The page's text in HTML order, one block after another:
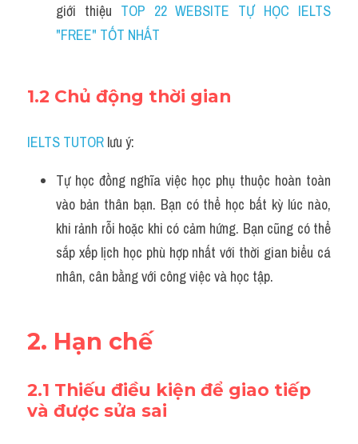
giới thiệu TOP 22 WEBSITE TỰ HỌC IELTS
"FREE" TỐT NHẤT
1.2 Chủ động thời gian
IELTS TUTOR lưu ý:
Tự học đồng nghĩa việc học phụ thuộc hoàn toàn
vào bản thân bạn. Bạn có thể học bất kỳ lúc nào,
khi rảnh rỗi hoặc khi có cảm hứng. Bạn cũng có thể
sắp xếp lịch học phù hợp nhất với thời gian biểu cá
nhân, cân bằng với công việc và học tập.
2. Hạn chế
2.1 Thiếu điều kiện để giao tiếp
và được sửa sai